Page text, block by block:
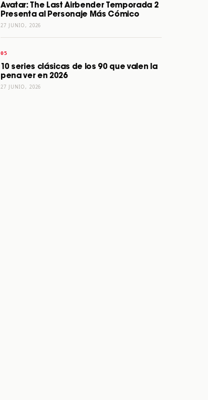
Avatar: The Last Airbender Temporada 2
Presenta al Personaje Más Cómico
27 JUNIO, 2026
10 series clásicas de los 90 que valen la
pena ver en 2026
27 JUNIO, 2026